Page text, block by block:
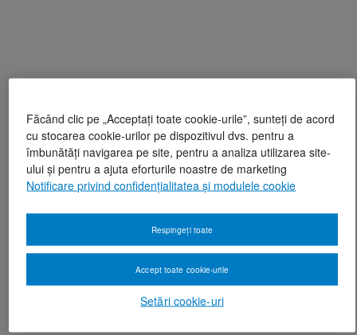
Făcând clic pe „Acceptați toate cookie-urile”, sunteți de acord
cu stocarea cookie-urilor pe dispozitivul dvs. pentru a
îmbunătăți navigarea pe site, pentru a analiza utilizarea site-
ului și pentru a ajuta eforturile noastre de marketing
Notificare privind confidențialitatea și modulele cookie
Setări cookie-uri
Respingeți toate
Accept toate cookie-urile